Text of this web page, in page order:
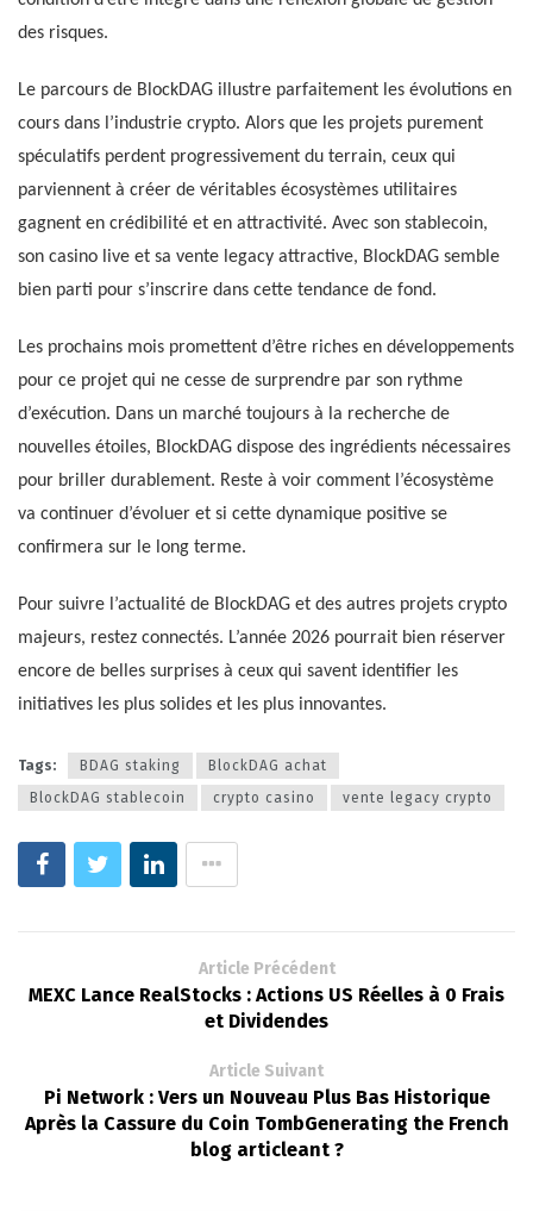
des risques.
Le parcours de BlockDAG illustre parfaitement les évolutions en
cours dans l’industrie crypto. Alors que les projets purement
spéculatifs perdent progressivement du terrain, ceux qui
parviennent à créer de véritables écosystèmes utilitaires
gagnent en crédibilité et en attractivité. Avec son stablecoin,
son casino live et sa vente legacy attractive, BlockDAG semble
bien parti pour s’inscrire dans cette tendance de fond.
Les prochains mois promettent d’être riches en développements
pour ce projet qui ne cesse de surprendre par son rythme
d’exécution. Dans un marché toujours à la recherche de
nouvelles étoiles, BlockDAG dispose des ingrédients nécessaires
pour briller durablement. Reste à voir comment l’écosystème
va continuer d’évoluer et si cette dynamique positive se
confirmera sur le long terme.
Pour suivre l’actualité de BlockDAG et des autres projets crypto
majeurs, restez connectés. L’année 2026 pourrait bien réserver
encore de belles surprises à ceux qui savent identifier les
initiatives les plus solides et les plus innovantes.
Tags: BDAG staking
BlockDAG achat
BlockDAG stablecoin
crypto casino vente legacy crypto
Article Précédent
MEXC Lance RealStocks : Actions US Réelles à 0 Frais
et Dividendes
Article Suivant
Pi Network : Vers un Nouveau Plus Bas Historique
Après la Cassure du Coin TombGenerating the French
blog articleant ?